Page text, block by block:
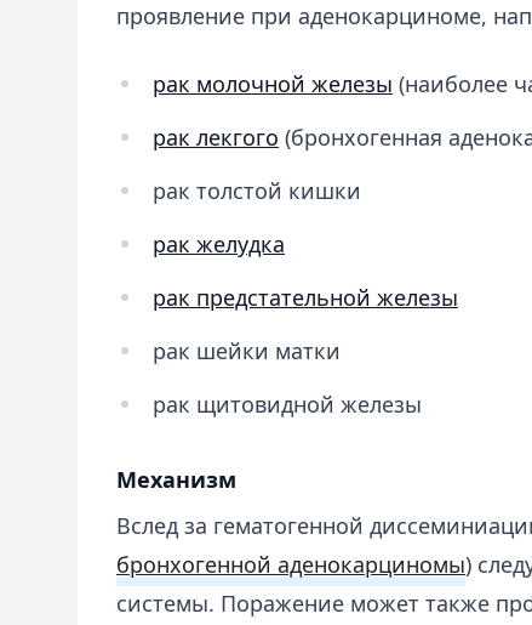
проявление при аденокарциноме,
рак молочной железы (наиболее
рак лекгого (бронхогенная
рак толстой кишки
рак желудка
рак предстательной железы
рак шейки матки
рак щитовидной железы
Механизм
Вслед за гематогенной
бронхогенной аденокарциномы)
системы. Поражение может также